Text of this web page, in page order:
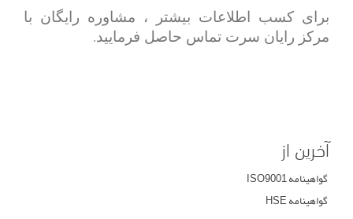
برای کسب اطلاعات بیشتر ، مشاوره رایگان با
مرکز رایان سرت تماس حاصل فرمایید.
آخرین از
گواهینامه ISO9001
گواهینامه HSE